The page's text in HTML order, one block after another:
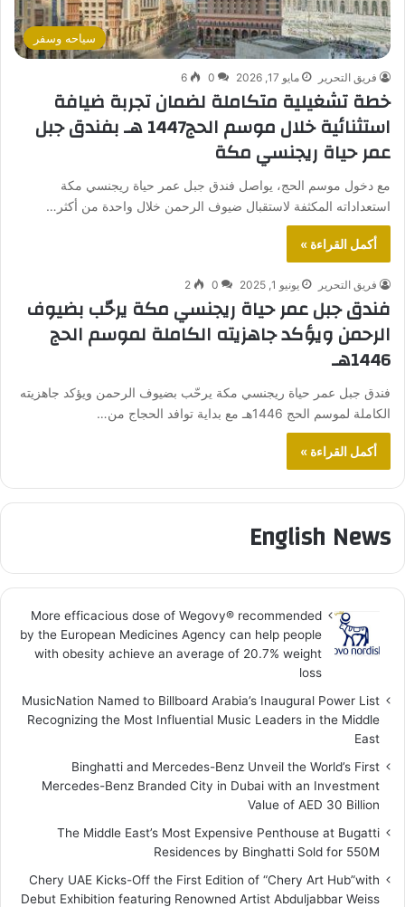
سياحه وسفر
فريق التحرير مايو 17, 2026 0
6
خطة تشغيلية متكاملة لضمان تجربة ضيافة
استثنائية خلال موسم الحج1447 هـ بفندق جبل
عمر حياة ريجنسي مكة
مع دخول موسم الحج، يواصل فندق جبل عمر حياة ريجنسي مكة
استعداداته المكثفة لاستقبال ضيوف الرحمن خلال واحدة من أكثر…
أكمل القراءة »
فريق التحرير يونيو 1, 2025 0
2
فندق جبل عمر حياة ريجنسي مكة يرحّب بضيوف
الرحمن ويؤكد جاهزيته الكاملة لموسم الحج
1446هـ
فندق جبل عمر حياة ريجنسي مكة يرحّب بضيوف الرحمن ويؤكد جاهزيته
الكاملة لموسم الحج 1446هـ مع بداية توافد الحجاج من…
أكمل القراءة »
English News
More efficacious dose of Wegovy®️ recommended
by the European Medicines Agency can help people
with obesity achieve an average of 20.7% weight
loss
MusicNation Named to Billboard Arabia’s Inaugural Power List
Recognizing the Most Influential Music Leaders in the Middle
East
Binghatti and Mercedes-Benz Unveil the World’s First
Mercedes-Benz Branded City in Dubai with an Investment
Value of AED 30 Billion
The Middle East’s Most Expensive Penthouse at Bugatti
Residences by Binghatti Sold for 550M
Chery UAE Kicks-Off the First Edition of “Chery Art Hub”with
Debut Exhibition featuring Renowned Artist Abduljabbar Weiss